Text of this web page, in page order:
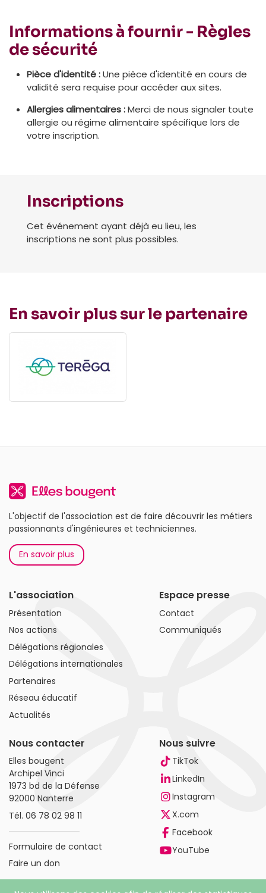
Informations à fournir - Règles
de sécurité
Pièce d'identité :Une pièce d'identité en cours de
validité sera requise pour accéder aux sites.
Allergies alimentaires :Merci de nous signaler toute
allergie ou régime alimentaire spécifique lors de
votre inscription.
Inscriptions
Cet événement ayant déjà eu lieu, les
inscriptions ne sont plus possibles.
En savoir plus sur le partenaire
L'objectif de l'association est de faire découvrir les métiers
passionnants d'ingénieures et techniciennes.
En savoir plus
L'association
Présentation
Nos actions
Délégations régionales
Délégations internationales
Partenaires
Réseau éducatif
Actualités
Espace presse
Contact
Communiqués
Nous contacter
Elles bougent
Archipel Vinci
1973 bd de la Défense
92000 Nanterre
Tél. 06 78 02 98 11
Formulaire de contact
Faire un don
Nous suivre
TikTok
LinkedIn
Instagram
X.com
Facebook
YouTube